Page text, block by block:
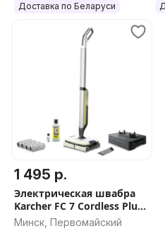
Доставка по Беларуси
1 495 р.
Электрическая швабра
Karcher FC 7 Cordless Plus
Stone 1.055-716.0
Минск, Первомайский